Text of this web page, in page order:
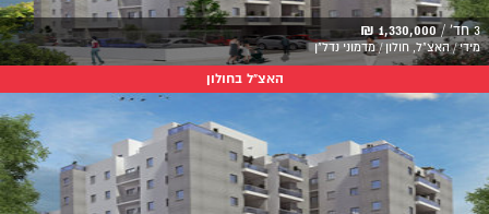
3 חד' / 1,330,000 ₪
מידי / האצ"ל, חולון / מדמוני נדל"ן
האצ"ל בחולון